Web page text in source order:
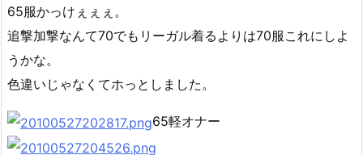
65服かっけぇぇぇ。
追撃加撃なんて70でもリーガル着るよりは70服これにしよ
うかな。
色違いじゃなくてホっとしました。
65軽オナー